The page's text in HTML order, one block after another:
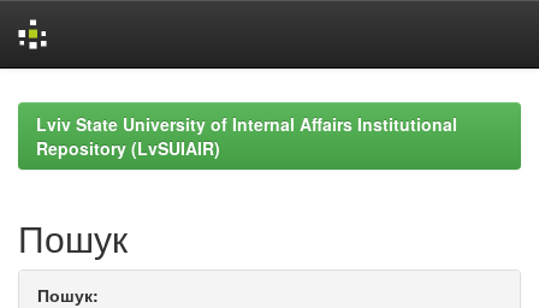
navigationLviv State University of Internal Affairs Institutional
Repository (LvSUIAIR)
Пошук
Пошук: